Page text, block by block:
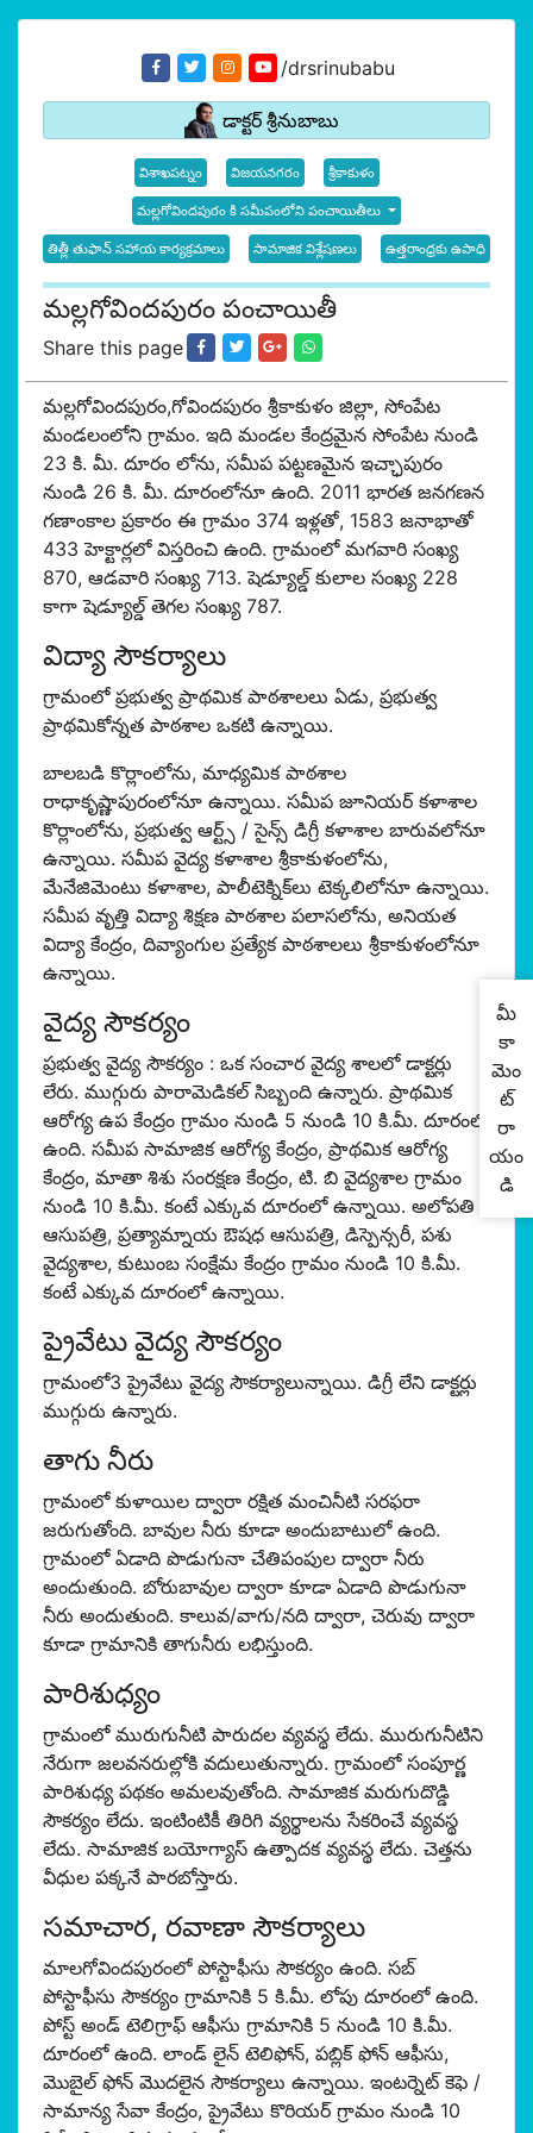
/drsrinubabu
డాక్టర్ శ్రీనుబాబు
విశాఖపట్నం విజయనగరం శ్రీకాకుళం
మల్లగోవిందపురం కి సమీపంలోని పంచాయితీలు
తిత్లీ తుఫాన్ సహాయ కార్యక్రమాలు సామాజిక విశ్లేషణలు ఉత్తరాంధ్రకు ఉపాధి
మల్లగోవిందపురం పంచాయితీ
Share this page
మల్లగోవిందపురం,గోవిందపురం శ్రీకాకుళం జిల్లా, సోంపేట
మండలంలోని గ్రామం. ఇది మండల కేంద్రమైన సోంపేట నుండి
23 కి. మీ. దూరం లోను, సమీప పట్టణమైన ఇచ్ఛాపురం
నుండి 26 కి. మీ. దూరంలోనూ ఉంది. 2011 భారత జనగణన
గణాంకాల ప్రకారం ఈ గ్రామం 374 ఇళ్లతో, 1583 జనాభాతో
433 హెక్టార్లలో విస్తరించి ఉంది. గ్రామంలో మగవారి సంఖ్య
870, ఆడవారి సంఖ్య 713. షెడ్యూల్డ్ కులాల సంఖ్య 228
కాగా షెడ్యూల్డ్ తెగల సంఖ్య 787.
విద్యా సౌకర్యాలు
గ్రామంలో ప్రభుత్వ ప్రాథమిక పాఠశాలలు ఏడు, ప్రభుత్వ
ప్రాథమికోన్నత పాఠశాల ఒకటి ఉన్నాయి.
బాలబడి కొర్లాంలోను, మాధ్యమిక పాఠశాల
రాధాకృష్ణాపురంలోనూ ఉన్నాయి. సమీప జూనియర్ కళాశాల
కొర్లాంలోను, ప్రభుత్వ ఆర్ట్స్ / సైన్స్ డిగ్రీ కళాశాల బారువలోనూ
ఉన్నాయి. సమీప వైద్య కళాశాల శ్రీకాకుళంలోను,
మేనేజిమెంటు కళాశాల, పాలీటెక్నిక్‌లు టెక్కలిలోనూ ఉన్నాయి.
సమీప వృత్తి విద్యా శిక్షణ పాఠశాల పలాసలోను, అనియత
విద్యా కేంద్రం, దివ్యాంగుల ప్రత్యేక పాఠశాల‌లు శ్రీకాకుళంలోనూ
ఉన్నాయి.
వైద్య సౌకర్యం
ప్రభుత్వ వైద్య సౌకర్యం : ఒక సంచార వైద్య శాలలో డాక్టర్లు
లేరు. ముగ్గురు పారామెడికల్ సిబ్బంది ఉన్నారు. ప్రాథమిక
ఆరోగ్య ఉప కేంద్రం గ్రామం నుండి 5 నుండి 10 కి.మీ. దూరంలో
ఉంది. సమీప సామాజిక ఆరోగ్య కేంద్రం, ప్రాథమిక ఆరోగ్య
కేంద్రం, మాతా శిశు సంరక్షణ కేంద్రం, టి. బి వైద్యశాల గ్రామం
నుండి 10 కి.మీ. కంటే ఎక్కువ దూరంలో ఉన్నాయి. అలోపతి
ఆసుపత్రి, ప్రత్యామ్నాయ ఔషధ ఆసుపత్రి, డిస్పెన్సరీ, పశు
వైద్యశాల, కుటుంబ సంక్షేమ కేంద్రం గ్రామం నుండి 10 కి.మీ.
కంటే ఎక్కువ దూరంలో ఉన్నాయి.
ప్రైవేటు వైద్య సౌకర్యం
గ్రామంలో3 ప్రైవేటు వైద్య సౌకర్యాలున్నాయి. డిగ్రీ లేని డాక్టర్లు
ముగ్గురు ఉన్నారు.
తాగు నీరు
గ్రామంలో కుళాయిల ద్వారా రక్షిత మంచినీటి సరఫరా
జరుగుతోంది. బావుల నీరు కూడా అందుబాటులో ఉంది.
గ్రామంలో ఏడాది పొడుగునా చేతిపంపుల ద్వారా నీరు
అందుతుంది. బోరుబావుల ద్వారా కూడా ఏడాది పొడుగునా
నీరు అందుతుంది. కాలువ/వాగు/నది ద్వారా, చెరువు ద్వారా
కూడా గ్రామానికి తాగునీరు లభిస్తుంది.
పారిశుధ్యం
గ్రామంలో మురుగునీటి పారుదల వ్యవస్థ లేదు. మురుగునీటిని
నేరుగా జలవనరుల్లోకి వదులుతున్నారు. గ్రామంలో సంపూర్ణ
పారిశుధ్య పథకం అమలవుతోంది. సామాజిక మరుగుదొడ్డి
సౌకర్యం లేదు. ఇంటింటికీ తిరిగి వ్యర్థాలను సేకరించే వ్యవస్థ
లేదు. సామాజిక బయోగ్యాస్ ఉత్పాదక వ్యవస్థ లేదు. చెత్తను
వీధుల పక్కనే పారబోస్తారు.
సమాచార, రవాణా సౌకర్యాలు
మాలగోవిందపురంలో పోస్టాఫీసు సౌకర్యం ఉంది. సబ్
పోస్టాఫీసు సౌకర్యం గ్రామానికి 5 కి.మీ. లోపు దూరంలో ఉంది.
పోస్ట్ అండ్ టెలిగ్రాఫ్ ఆఫీసు గ్రామానికి 5 నుండి 10 కి.మీ.
దూరంలో ఉంది. లాండ్ లైన్ టెలిఫోన్, పబ్లిక్ ఫోన్ ఆఫీసు,
మొబైల్ ఫోన్ మొదలైన సౌకర్యాలు ఉన్నాయి. ఇంటర్నెట్ కెఫె /
సామాన్య సేవా కేంద్రం, ప్రైవేటు కొరియర్ గ్రామం నుండి 10
మీ
కా
మెం
ట్
రా
యం
డి